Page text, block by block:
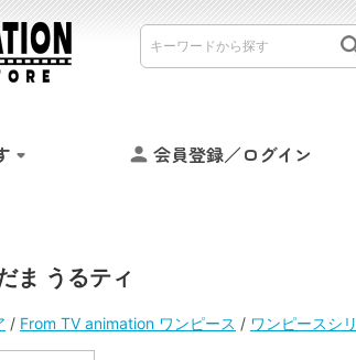
会員登録／ログイン
ま うるティ
/ From TV animation ワンピース / ワンピースシ